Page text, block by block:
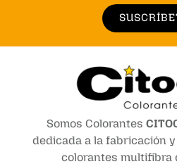
Somos Colorantes
dedicada a la fabricación
colorantes multifibra